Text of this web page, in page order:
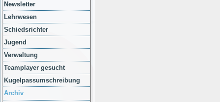
Newsletter
Lehrwesen
Schiedsrichter
Jugend
Verwaltung
Teamplayer gesucht
Kugelpassumschreibung
Archiv